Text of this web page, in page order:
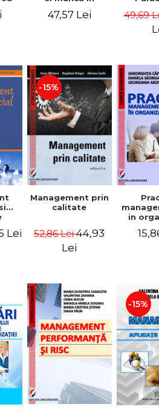
-
47,57 Lei 49,69
Lei
-15%
Management prin
calitate
52,86 Lei44,93
Lei
in
-15%